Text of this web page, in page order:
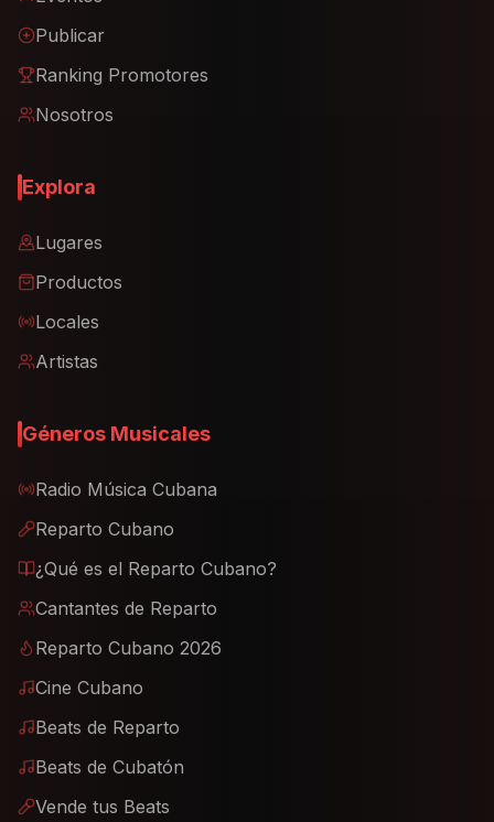
Publicar
Ranking Promotores
Nosotros
Explora
Lugares
Productos
Locales
Artistas
Géneros Musicales
Radio Música Cubana
Reparto Cubano
¿Qué es el Reparto Cubano?
Cantantes de Reparto
Reparto Cubano 2026
Cine Cubano
Beats de Reparto
Beats de Cubatón
Vende tus Beats